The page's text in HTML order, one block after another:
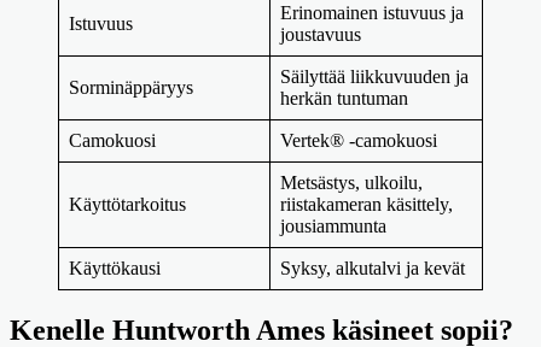
Istuvuus
Erinomainen istuvuus ja
joustavuus
Sorminäppäryys
Säilyttää liikkuvuuden ja
herkän tuntuman
Camokuosi Vertek® -camokuosi
Käyttötarkoitus
Metsästys, ulkoilu,
riistakameran käsittely,
jousiammunta
Käyttökausi Syksy, alkutalvi ja kevät
Kenelle Huntworth Ames käsineet sopii?